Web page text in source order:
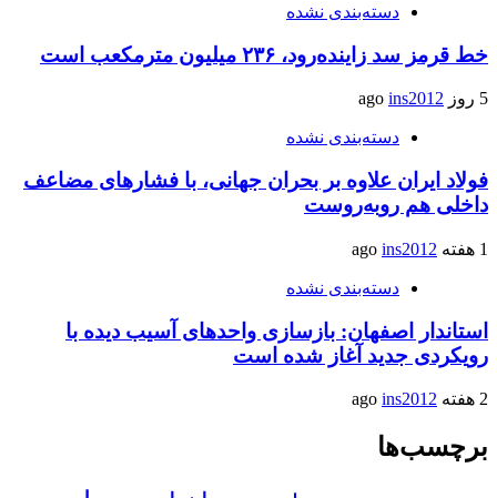
دسته‌بندی نشده
خط قرمز سد زاینده‌رود، ۲۳۶ میلیون مترمکعب است
5 روز ago ins2012
دسته‌بندی نشده
فولاد ایران علاوه بر بحران جهانی، با فشارهای مضاعف
داخلی هم روبه‌روست
1 هفته ago ins2012
دسته‌بندی نشده
استاندار اصفهان: بازسازی واحدهای آسیب دیده با
رویکردی جدید آغاز شده است
2 هفته ago ins2012
برچسب‌ها